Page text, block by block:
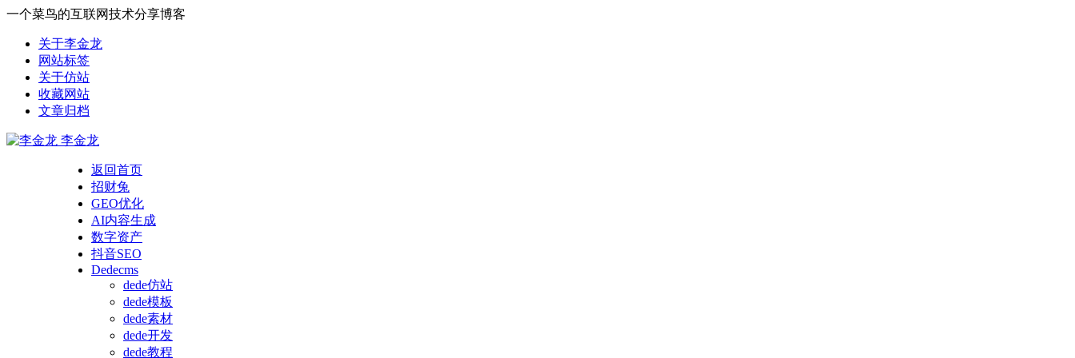
一个菜鸟的互联网技术分享博客
关于李金龙
网站标签
关于仿站
收藏网站
文章归档
李金龙
返回首页
招财兔
GEO优化
AI内容生成
数字资产
抖音SEO
Dedecms
dede仿站
dede模板
dede素材
dede开发
dede教程